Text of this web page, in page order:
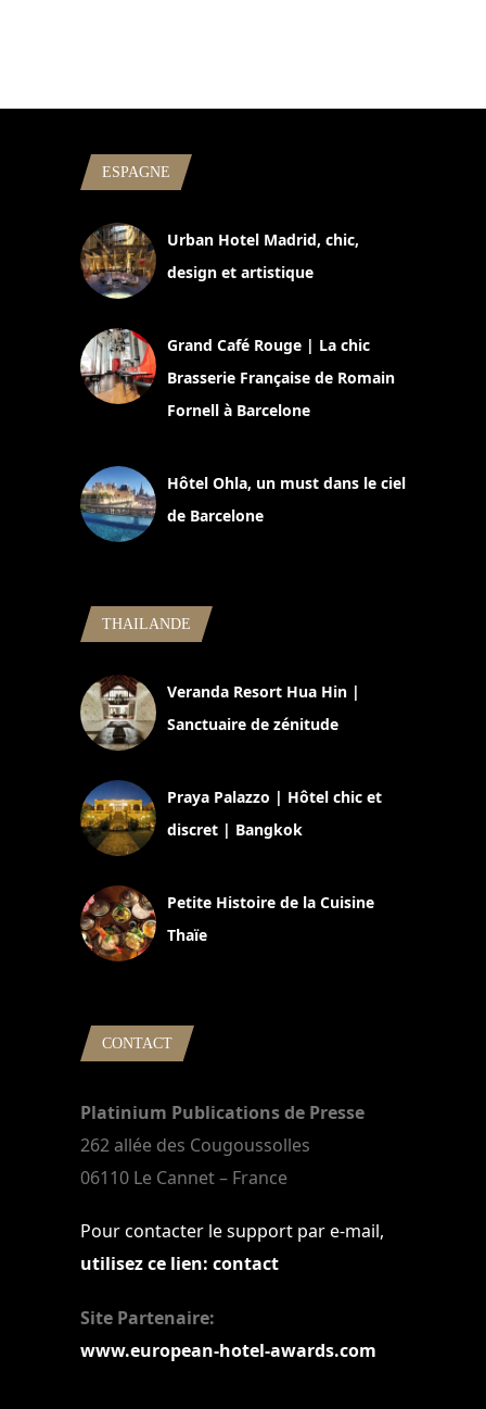
ESPAGNE
Urban Hotel Madrid, chic,
design et artistique
Grand Café Rouge | La chic
Brasserie Française de Romain
Fornell à Barcelone
Hôtel Ohla, un must dans le ciel
de Barcelone
THAILANDE
Veranda Resort Hua Hin |
Sanctuaire de zénitude
Praya Palazzo | Hôtel chic et
discret | Bangkok
Petite Histoire de la Cuisine
Thaïe
CONTACT
Platinium Publications de Presse
262 allée des Cougoussolles
06110 Le Cannet – France
Pour contacter le support par e-mail,
utilisez ce lien: contact
Site Partenaire:
www.european-hotel-awards.com